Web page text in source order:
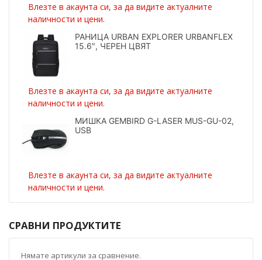
Влезте в акаунта си, за да видите актуалните
наличности и цени.
РАНИЦА URBAN EXPLORER URBANFLEX
15.6″, ЧЕРЕН ЦВЯТ
Влезте в акаунта си, за да видите актуалните
наличности и цени.
МИШКА GEMBIRD G-LASER MUS-GU-02,
USB
Влезте в акаунта си, за да видите актуалните
наличности и цени.
СРАВНИ ПРОДУКТИТЕ
Нямате артикули за сравнение.